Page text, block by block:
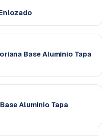
Base Aluminio Tapa
Aluminio Tapa